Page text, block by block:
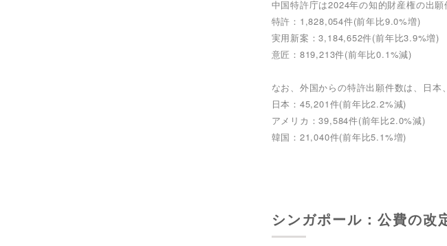
中国特許庁は2024年の知的財産権の出
特許：1,828,054件(前年比9.0%増)
実用新案：3,184,652件(前年比3.9%増)
意匠：819,213件(前年比0.1%減)
なお、外国からの特許出願件数は、日本
日本：45,201件(前年比2.2%減)
アメリカ：39,584件(前年比2.0%減)
韓国：21,040件(前年比5.1%増)
シンガポール：公費の改